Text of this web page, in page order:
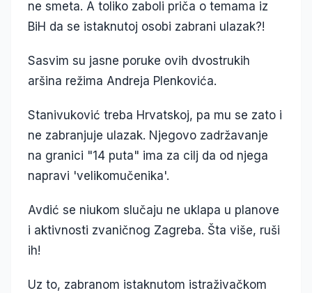
ne smeta. A toliko zaboli priča o temama iz
BiH da se istaknutoj osobi zabrani ulazak?!
Sasvim su jasne poruke ovih dvostrukih
aršina režima Andreja Plenkovića.
Stanivuković treba Hrvatskoj, pa mu se zato i
ne zabranjuje ulazak. Njegovo zadržavanje
na granici "14 puta" ima za cilj da od njega
napravi 'velikomučenika'.
Avdić se niukom slučaju ne uklapa u planove
i aktivnosti zvaničnog Zagreba. Šta više, ruši
ih!
Uz to, zabranom istaknutom istraživačkom